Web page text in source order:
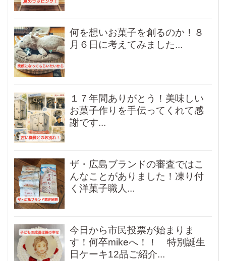
何を想いお菓子を創るのか！８
月６日に考えてみました...
１７年間ありがとう！美味しい
お菓子作りを手伝ってくれて感
謝です...
ザ・広島ブランドの審査ではこ
んなことがありました！凍り付
く洋菓子職人...
今日から市民投票が始まりま
す！何卒mikeへ！！ 特別誕生
日ケーキ12品ご紹介...